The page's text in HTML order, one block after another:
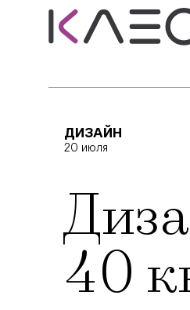
ДИЗАЙН
20 июля
40